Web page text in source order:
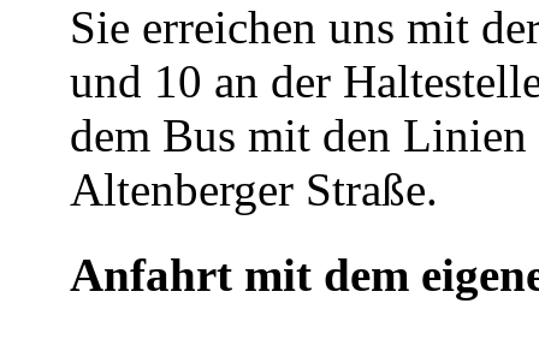
Sie erreichen uns mit
und 10 an der
dem Bus mit den
Altenberger Straße.
Anfahrt mit dem